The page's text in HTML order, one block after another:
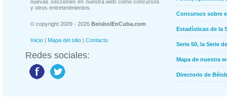
nuevas secciones en nuestra web como concursos
y otros entretenimientos.
© copyright 2009 - 2026 BeisbolEnCuba.com
Inicio | Mapa del sitio | Contacto
Redes sociales:
Concursos sobre
Estadísticas de la
Serie 50, la Serie
Mapa de nuestra
Directorio de